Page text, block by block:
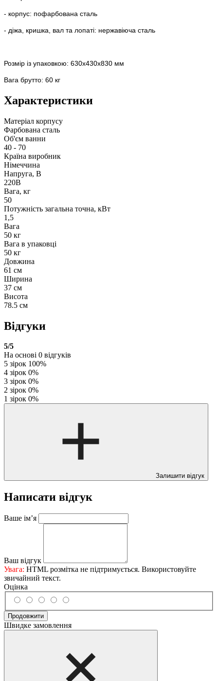
- корпус: пофарбована сталь
- діжа, кришка, вал та лопаті: нержавіюча сталь
Розмір із упаковкою: 630х430х830 мм
Вага брутто: 60 кг
Характеристики
Матеріал корпусу
Фарбована сталь
Об'єм ванни
40 - 70
Країна виробник
Німеччина
Напруга, В
220В
Вага, кг
50
Потужність загальна точна, кВт
1,5
Вага
50 кг
Вага в упаковці
50 кг
Довжина
61 см
Ширина
37 см
Висота
78.5 см
Відгуки
5/5
На основі 0 відгуків
5 зірок 100%
4 зірок 0%
3 зірок 0%
2 зірок 0%
1 зірок 0%
Залишити відгук
Написати відгук
Ваше ім’я
Ваш відгук
Увага: HTML розмітка не підтримується. Використовуйте
звичайний текст.
Оцінка
Продовжити
Швидке замовлення